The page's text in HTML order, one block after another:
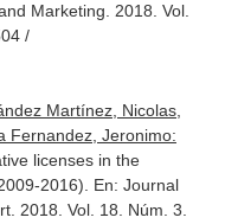
Marketing . 2018. Vol.
/
Martínez, Nicolas,
Fernandez, Jeronimo:
licenses in the
2016). En: Journal
. 2018. Vol. 18. Núm. 3.